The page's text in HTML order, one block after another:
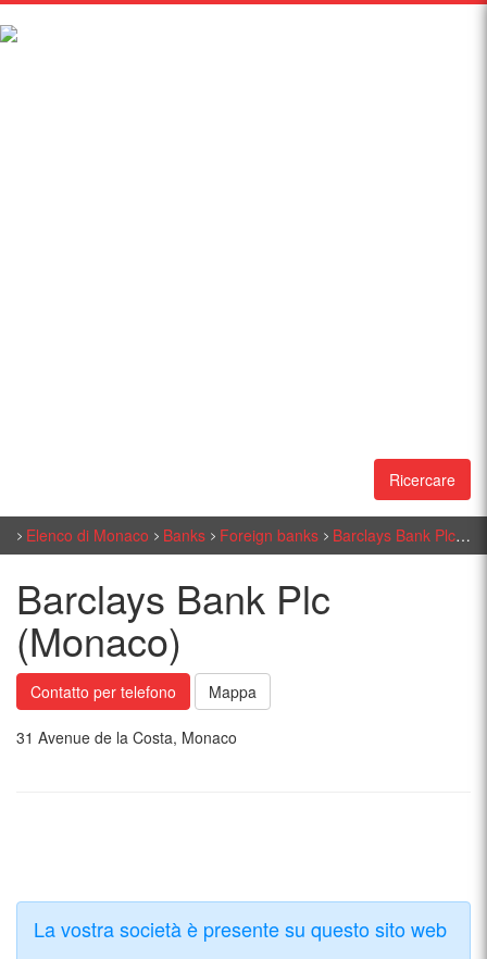
Ricercare
Elenco di Monaco Banks Foreign banks Barclays Bank Plc (Monaco)
Barclays Bank Plc
(Monaco)
Contatto per telefono Mappa
31 Avenue de la Costa, Monaco
La vostra società è presente su questo sito web